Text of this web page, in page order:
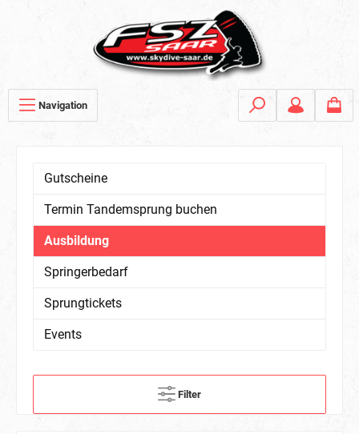
Navigation
Gutscheine
Termin Tandemsprung buchen
Ausbildung
Springerbedarf
Sprungtickets
Events
Filter